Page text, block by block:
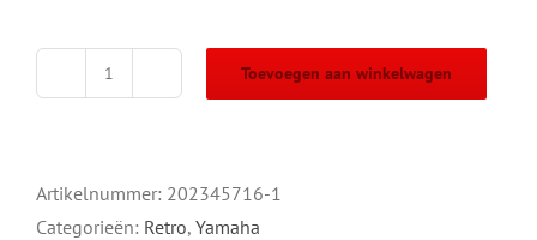
Header
pipe
Toevoegen aan winkelwagen
Artikelnummer: 202345716-1
Categorieën: Retro, Yamaha